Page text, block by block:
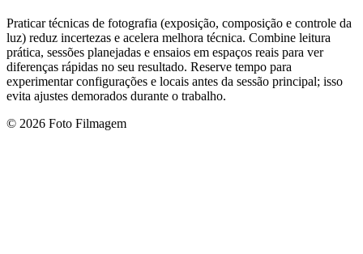
Praticar técnicas de fotografia (exposição, composição e controle da
luz) reduz incertezas e acelera melhora técnica. Combine leitura
prática, sessões planejadas e ensaios em espaços reais para ver
diferenças rápidas no seu resultado. Reserve tempo para
experimentar configurações e locais antes da sessão principal; isso
evita ajustes demorados durante o trabalho.
© 2026 Foto Filmagem